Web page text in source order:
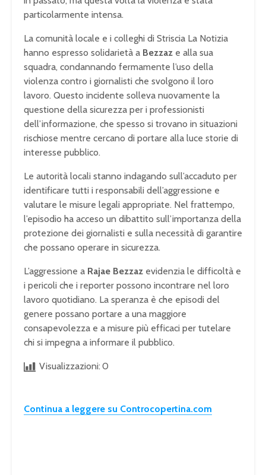
particolarmente intensa.
La comunità locale e i colleghi di Striscia La Notizia
hanno espresso solidarietà a Bezzaz e alla sua
squadra, condannando fermamente l’uso della
violenza contro i giornalisti che svolgono il loro
lavoro. Questo incidente solleva nuovamente la
questione della sicurezza per i professionisti
dell’informazione, che spesso si trovano in situazioni
rischiose mentre cercano di portare alla luce storie di
interesse pubblico.
Le autorità locali stanno indagando sull’accaduto per
identificare tutti i responsabili dell’aggressione e
valutare le misure legali appropriate. Nel frattempo,
l’episodio ha acceso un dibattito sull’importanza della
protezione dei giornalisti e sulla necessità di garantire
che possano operare in sicurezza.
L’aggressione a Rajae Bezzaz evidenzia le difficoltà e
i pericoli che i reporter possono incontrare nel loro
lavoro quotidiano. La speranza è che episodi del
genere possano portare a una maggiore
consapevolezza e a misure più efficaci per tutelare
chi si impegna a informare il pubblico.
Visualizzazioni: 0
Continua a leggere su Controcopertina.com